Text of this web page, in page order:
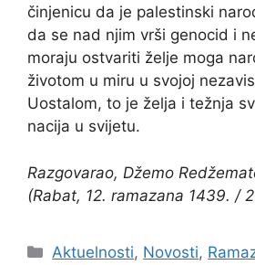
činjenicu da je palestinski
da se nad njim vrši genocid i
moraju ostvariti želje moga
životom u miru u svojoj
Uostalom, to je želja i težnja
nacija u svijetu.
Razgovarao, Džemo
(Rabat, 12. ramazana 1439. /
Kategorije
Aktuelnosti, Novosti,